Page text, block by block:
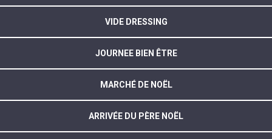
VIDE DRESSING
JOURNEE BIEN ÊTRE
MARCHÉ DE NOËL
ARRIVÉE DU PÈRE NOËL